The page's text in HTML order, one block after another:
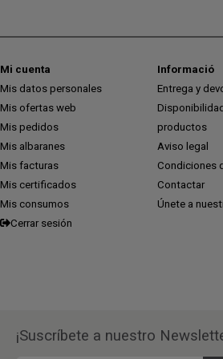
Mi cuenta
Mis datos personales
Mis ofertas web
Mis pedidos
Mis albaranes
Mis facturas
Mis certificados
Mis consumos
Cerrar sesión
Informació
Entrega y
productos
Aviso legal
Condiciones
Contactar
Únete a
¡Suscríbete a nuestro